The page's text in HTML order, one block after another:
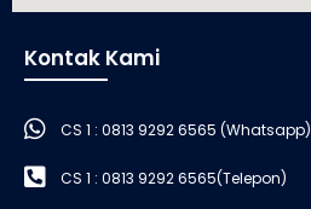
Kontak Kami
CS 1 : 0813 9292 6565 (Whatsapp)
CS 1 : 0813 9292 6565(Telepon)